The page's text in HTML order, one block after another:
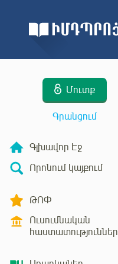
Մուտք
Գրանցում
Գլխավոր Էջ
Որոնում կայքում
ԹՈՓ
Ուսումնական
հաստատություններ